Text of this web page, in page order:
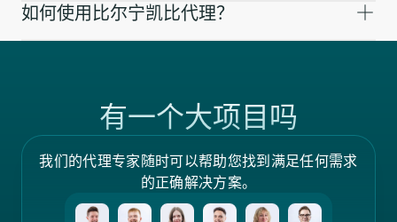
如何使用比尔宁凯比代理？
有一个大项目吗
我们的代理专家随时可以帮助您找到满足任何需求
的正确解决方案。